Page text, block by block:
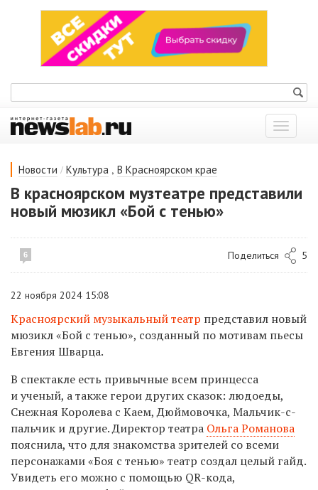
Показать
меню
Новости / Культура , В Красноярском крае
В красноярском музтеатре представили
новый мюзикл «Бой с тенью»
6 Поделиться 5
22 ноября 2024 15:08
Красноярский музыкальный театр представил новый
мюзикл «Бой с тенью», созданный по мотивам пьесы
Евгения Шварца.
В спектакле есть привычные всем принцесса
и ученый, а также герои других сказок: людоеды,
Снежная Королева с Каем, Дюймовочка, Мальчик-с-
пальчик и другие. Директор театра Ольга Романова
пояснила, что для знакомства зрителей со всеми
персонажами «Боя с тенью» театр создал целый гайд.
Увидеть его можно с помощью QR-кода,